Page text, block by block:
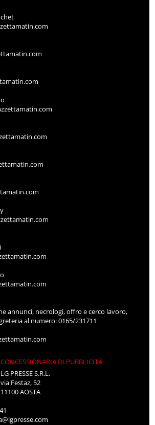
annunci, necrologi, offro e cerco lavoro,
al numero: 0165/231711
CONCESSIONARIA DI PUBBLICITÀ
LG PRESSE S.R.L.
via Festaz, 52
11100 AOSTA